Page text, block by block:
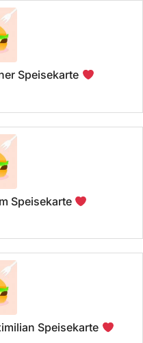
Speisekarte
Speisekarte
Speisekarte